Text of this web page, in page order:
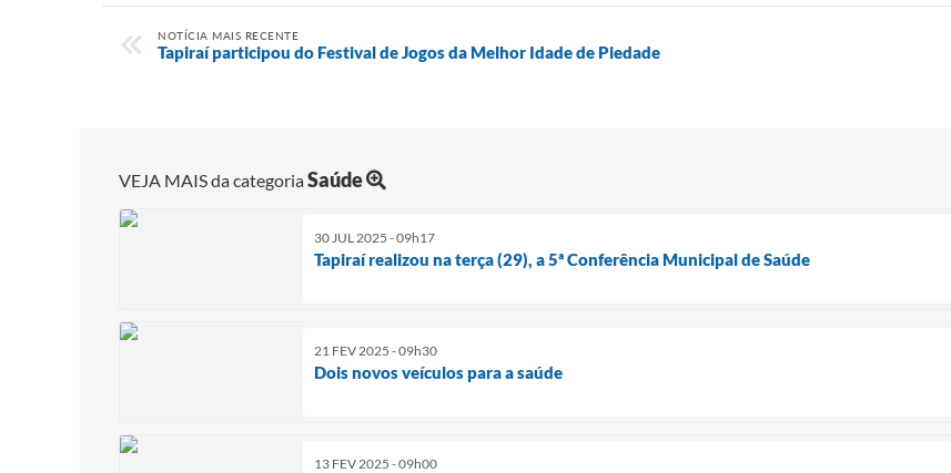
NOTÍCIA MAIS RECENTE
Tapiraí participou do Festival de Jogos da Melhor Idade de Piedade
VEJA MAIS da categoriaSaúde
30 JUL 2025 - 09h17
Tapiraí realizou na terça (29), a 5ª Conferência Municipal de Saúde
21 FEV 2025 - 09h30
Dois novos veículos para a saúde
13 FEV 2025 - 09h00